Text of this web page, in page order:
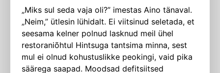
„Miks sul seda vaja oli?” imestas Aino tänaval.
„Neim,” ütlesin lühidalt. Ei viitsinud seletada, et
seesama kelner polnud lasknud meil ühel
restoraniõhtul Hintsuga tantsima minna, sest
mul ei olnud kohustuslikke peokingi, vaid pika
säärega saapad. Moodsad defitsiitsed